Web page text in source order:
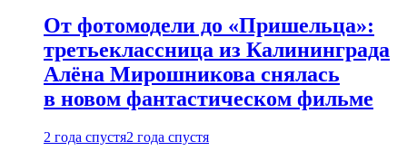
От фотомодели до «Пришельца»:
третьеклассница из Калининграда
Алёна Мирошникова снялась
в новом фантастическом фильме
2 года спустя2 года спустя